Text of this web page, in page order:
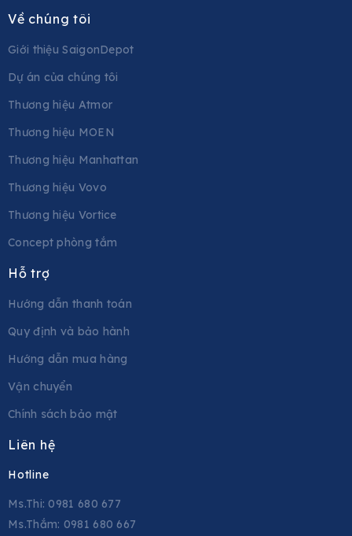
Về chúng tôi
Giới thiệu SaigonDepot
Dự án của chúng tôi
Thương hiệu Atmor
Thương hiệu MOEN
Thương hiệu Manhattan
Thương hiệu Vovo
Thương hiệu Vortice
Concept phòng tắm
Hỗ trợ
Hướng dẫn thanh toán
Quy định và bảo hành
Hướng dẫn mua hàng
Vận chuyển
Chính sách bảo mật
Liên hệ
Hotline
Ms.Thi: 0981 680 677
Ms.Thắm: 0981 680 667